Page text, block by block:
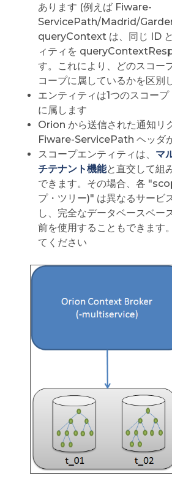
あります (例えば Fiware-
ServicePath/Madrid/
queryContext は、同じ ID
ィティを
す。これにより、どのスコー
コープに属しているかを区別
エンティティは1つのスコー
に属します
Orion から送信された通知リ
Fiware-ServicePath ヘッダ
スコープエンティティは、 マ
チテナント機能と直交して組
できます。その場合、各
プ・ツリー)" は異なるサービ
し、完全なデータベースベー
前を使用することもできます
てください